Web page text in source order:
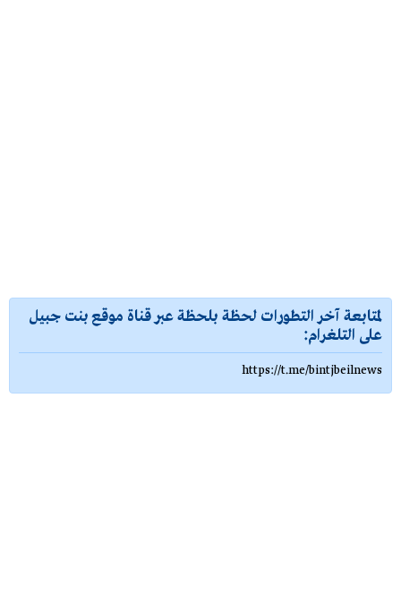
لمتابعة آخر التطورات لحظة بلحظة عبر قناة موقع بنت جبيل
على التلغرام:
https://t.me/bintjbeilnews